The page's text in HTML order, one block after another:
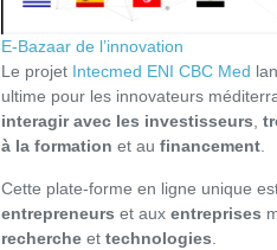
E-Bazaar de l’innovation
Le projet Intecmed ENI CBC Med
ultime pour les innovateurs
interagir avec les investisseurs,
à la formation et au financement.
Cette plate-forme en ligne unique
entrepreneurs et aux entreprises
recherche et technologies.